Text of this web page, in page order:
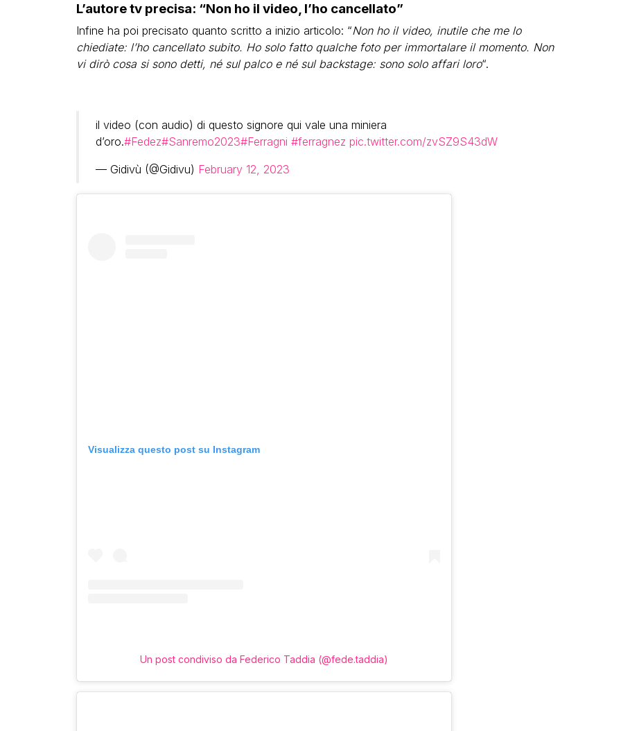
L’autore tv precisa: “Non ho il video, l’ho cancellato”
Infine ha poi precisato quanto scritto a inizio articolo: “Non ho il video, inutile che me lo
chiediate: l’ho cancellato subito. Ho solo fatto qualche foto per immortalare il momento. Non
vi dirò cosa si sono detti, né sul palco e né sul backstage: sono solo affari loro“.
il video (con audio) di questo signore qui vale una miniera
d’oro.#Fedez#Sanremo2023#Ferragni #ferragnez pic.twitter.com/zvSZ9S43dW
— Gidivù (@Gidivu) February 12, 2023
Visualizza questo post su Instagram
Un post condiviso da Federico Taddia (@fede.taddia)